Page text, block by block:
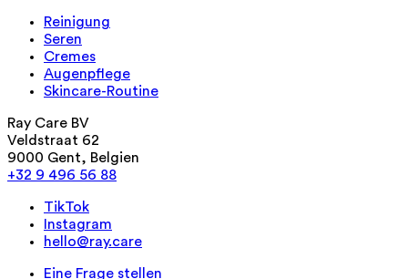
Reinigung
Seren
Cremes
Augenpflege
Skincare-Routine
Ray Care BV
Veldstraat 62
9000 Gent, Belgien
+32 9 496 56 88
TikTok
Instagram
hello@ray.care
Eine Frage stellen